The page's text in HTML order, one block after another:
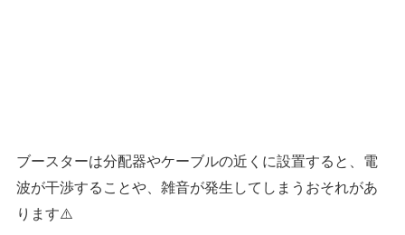
ブースターは分配器やケーブルの近くに設置すると、電
波が干渉することや、雑音が発生してしまうおそれがあ
ります⚠️